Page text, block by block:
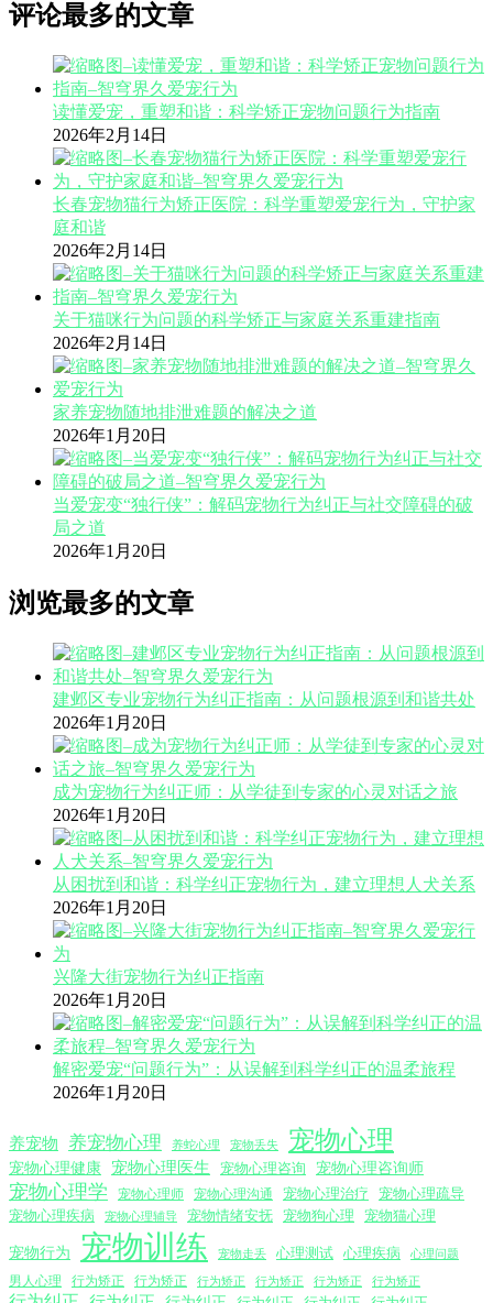
评论最多的文章
读懂爱宠，重塑和谐：科学矫正宠物问题行为指南
2026年2月14日
长春宠物猫行为矫正医院：科学重塑爱宠行为，守护家
庭和谐
2026年2月14日
关于猫咪行为问题的科学矫正与家庭关系重建指南
2026年2月14日
家养宠物随地排泄难题的解决之道
2026年1月20日
当爱宠变“独行侠”：解码宠物行为纠正与社交障碍的破
局之道
2026年1月20日
浏览最多的文章
建邺区专业宠物行为纠正指南：从问题根源到和谐共处
2026年1月20日
成为宠物行为纠正师：从学徒到专家的心灵对话之旅
2026年1月20日
从困扰到和谐：科学纠正宠物行为，建立理想人犬关系
2026年1月20日
兴隆大街宠物行为纠正指南
2026年1月20日
解密爱宠“问题行为”：从误解到科学纠正的温柔旅程
2026年1月20日
养宠物 养宠物心理 养蛇心理 宠物丢失 宠物心理
宠物心理健康 宠物心理医生 宠物心理咨询 宠物心理咨询师
宠物心理学 宠物心理师 宠物心理沟通 宠物心理治疗
宠物心理疏导
宠物心理疾病
宠物心理辅导 宠物情绪安抚 宠物狗心理 宠物猫心理
宠物行为 宠物训练 宠物走丢 心理测试 心理疾病 心理问题
男人心理 行为矫正 行为矫正 行为矫正 行为矫正 行为矫正 行为矫正